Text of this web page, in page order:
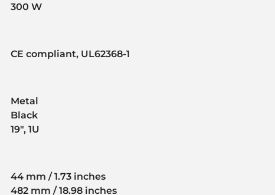
300 W
CE compliant, UL62368-1
Metal
Black
19", 1U
44 mm / 1.73 inches
482 mm / 18.98 inches